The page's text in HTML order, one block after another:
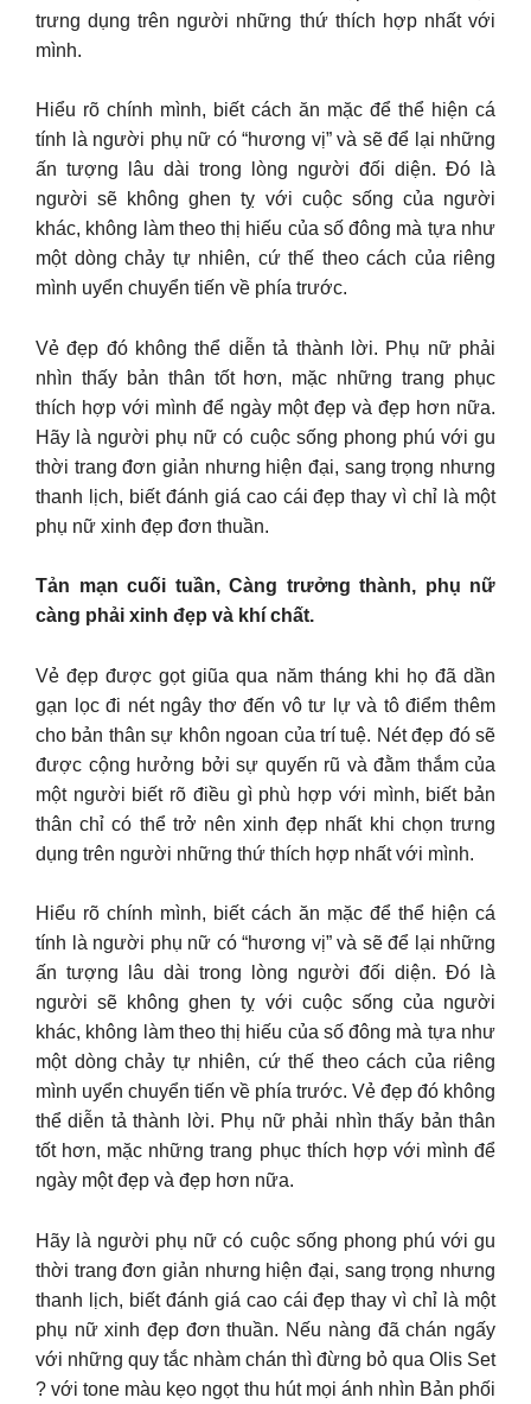
trưng dụng trên người những thứ thích hợp nhất với
mình.
Hiểu rõ chính mình, biết cách ăn mặc để thể hiện cá
tính là người phụ nữ có “hương vị” và sẽ để lại những
ấn tượng lâu dài trong lòng người đối diện. Đó là
người sẽ không ghen tỵ với cuộc sống của người
khác, không làm theo thị hiếu của số đông mà tựa như
một dòng chảy tự nhiên, cứ thế theo cách của riêng
mình uyển chuyển tiến về phía trước.
Vẻ đẹp đó không thể diễn tả thành lời. Phụ nữ phải
nhìn thấy bản thân tốt hơn, mặc những trang phục
thích hợp với mình để ngày một đẹp và đẹp hơn nữa.
Hãy là người phụ nữ có cuộc sống phong phú với gu
thời trang đơn giản nhưng hiện đại, sang trọng nhưng
thanh lịch, biết đánh giá cao cái đẹp thay vì chỉ là một
phụ nữ xinh đẹp đơn thuần.
Tản mạn cuối tuần, Càng trưởng thành, phụ nữ
càng phải xinh đẹp và khí chất.
Vẻ đẹp được gọt giũa qua năm tháng khi họ đã dần
gạn lọc đi nét ngây thơ đến vô tư lự và tô điểm thêm
cho bản thân sự khôn ngoan của trí tuệ. Nét đẹp đó sẽ
được cộng hưởng bởi sự quyến rũ và đằm thắm của
một người biết rõ điều gì phù hợp với mình, biết bản
thân chỉ có thể trở nên xinh đẹp nhất khi chọn trưng
dụng trên người những thứ thích hợp nhất với mình.
Hiểu rõ chính mình, biết cách ăn mặc để thể hiện cá
tính là người phụ nữ có “hương vị” và sẽ để lại những
ấn tượng lâu dài trong lòng người đối diện. Đó là
người sẽ không ghen tỵ với cuộc sống của người
khác, không làm theo thị hiếu của số đông mà tựa như
một dòng chảy tự nhiên, cứ thế theo cách của riêng
mình uyển chuyển tiến về phía trước. Vẻ đẹp đó không
thể diễn tả thành lời. Phụ nữ phải nhìn thấy bản thân
tốt hơn, mặc những trang phục thích hợp với mình để
ngày một đẹp và đẹp hơn nữa.
Hãy là người phụ nữ có cuộc sống phong phú với gu
thời trang đơn giản nhưng hiện đại, sang trọng nhưng
thanh lịch, biết đánh giá cao cái đẹp thay vì chỉ là một
phụ nữ xinh đẹp đơn thuần. Nếu nàng đã chán ngấy
với những quy tắc nhàm chán thì đừng bỏ qua Olis Set
? với tone màu kẹo ngọt thu hút mọi ánh nhìn Bản phối